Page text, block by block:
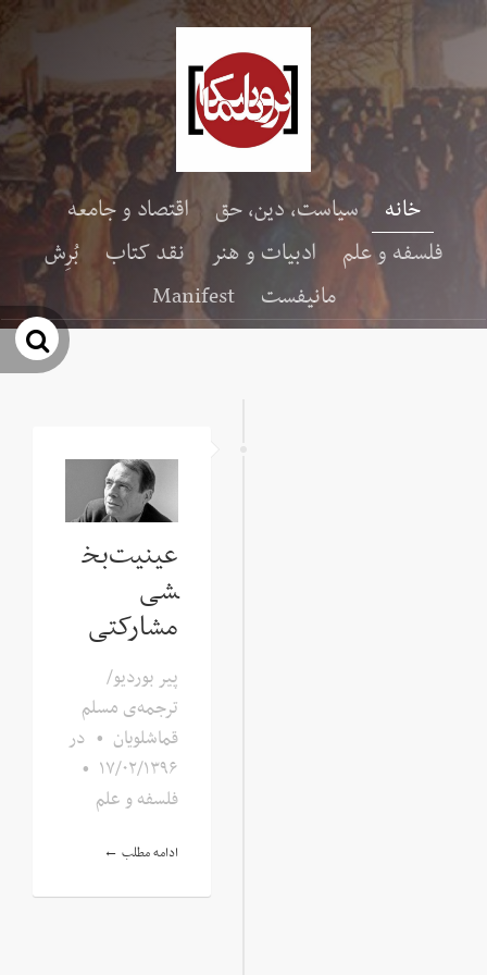
خانه سیاست، دین، حق
اقتصاد و جامعه
فلسفه و علم
ادبیات و هنر نقد کتاب
بُرِش
مانیفست
Manifest
عینیت‌بخ
شی
مشارکتی
پیر بوردیو/
ترجمه‌ی مسلم
قماشلویان • در
۱۷/۰۲/۱۳۹۶ •
فلسفه و علم
ادامه مطلب ←